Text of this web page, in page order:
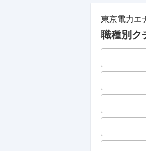
東京電力エ
職種別ク